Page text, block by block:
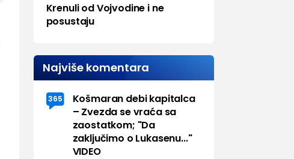
Krenuli od Vojvodine i ne
posustaju
Najviše komentara
365
Košmaran debi kapitalca
– Zvezda se vraća sa
zaostatkom; "Da
zaključimo o Lukasenu..."
VIDEO